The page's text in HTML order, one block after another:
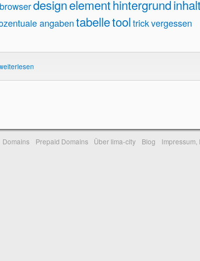
browserdesignelementhintergrundinhalt
angabentabelletooltrickvergessen
Domains Prepaid Domains Über lima-city Blog